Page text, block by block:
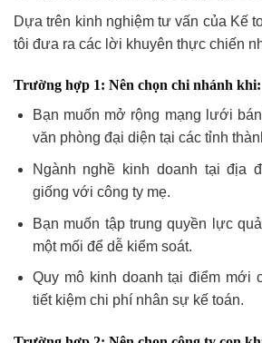
Dựa trên kinh nghiệm tư vấn của Kế
tôi đưa ra các lời khuyên thực chiến
Trường hợp 1: Nên chọn chi nhánh khi:
Bạn muốn mở rộng mạng lưới
văn phòng đại diện tại các tỉnh
Ngành nghề kinh doanh tại địa
giống với công ty mẹ.
Bạn muốn tập trung quyền lực
một mối để dễ kiểm soát.
Quy mô kinh doanh tại điểm mới
tiết kiệm chi phí nhân sự kế toán.